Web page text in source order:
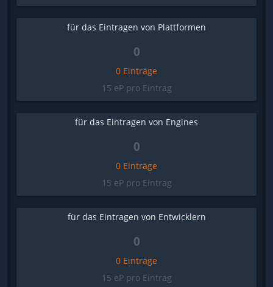
für das Eintragen von Plattformen
0
0 Einträge
15 eP pro Eintrag
für das Eintragen von Engines
0
0 Einträge
15 eP pro Eintrag
für das Eintragen von Entwicklern
0
0 Einträge
15 eP pro Eintrag